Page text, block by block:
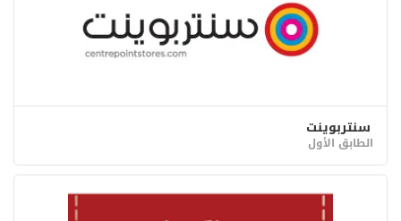
سنتربوينت
الطابق الأول